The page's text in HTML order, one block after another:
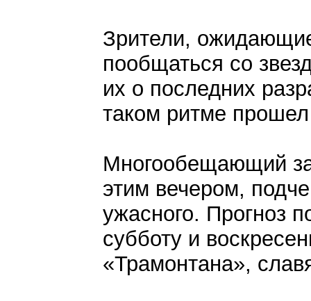
Зрители,
пообщаться со
их о последних
таком ритме
Многообещающий
этим вечером,
ужасного. Прогноз
субботу и
«Трамонтана»,